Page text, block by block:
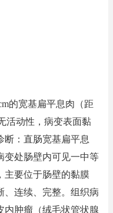
的宽基扁平息肉（距
活动性，病变表面黏
断：直肠宽基扁平息
变处肠壁内可见一中等
主要位于肠壁的黏膜
、连续、完整。组织病
内肿瘤（绒毛状管状腺